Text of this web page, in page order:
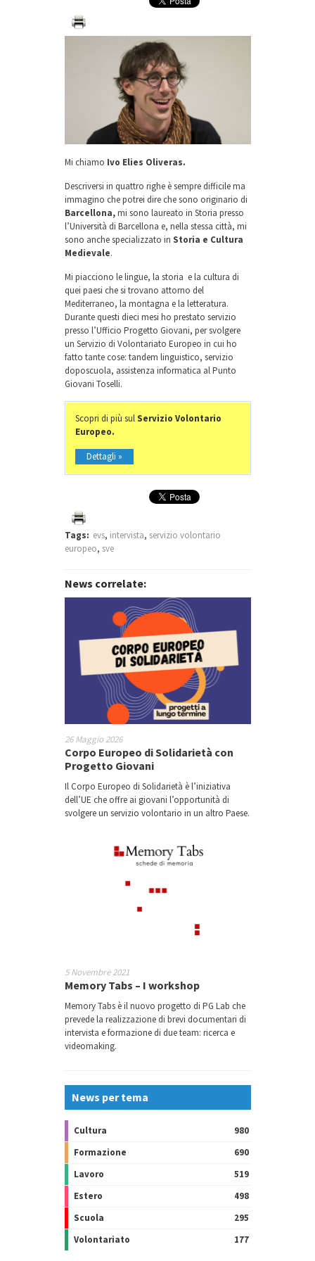
Mi chiamo Ivo Elies Oliveras.
Descriversi in quattro righe è sempre difficile ma
immagino che potrei dire che sono originario di
Barcellona,mi sono laureato in Storia presso
l’Università di Barcellona e, nella stessa città, mi
sono anche specializzato in Storia e Cultura
Medievale.
Mi piacciono le lingue, la storia e la cultura di
quei paesi che si trovano attorno del
Mediterraneo, la montagna e la letteratura.
Durante questi dieci mesi ho prestato servizio
presso l’Ufficio Progetto Giovani, per svolgere
un Servizio di Volontariato Europeo in cui ho
fatto tante cose: tandem linguistico, servizio
doposcuola, assistenza informatica al Punto
Giovani Toselli.
Scopri di più sulServizio Volontario
Europeo.
Dettagli »
Tags: evs, intervista, servizio volontario
europeo, sve
News correlate:
26 Maggio 2026
Corpo Europeo di Solidarietà con
Progetto Giovani
Il Corpo Europeo di Solidarietà è l’iniziativa
dell’UE che offre ai giovani l’opportunità di
svolgere un servizio volontario in un altro Paese.
5 Novembre 2021
Memory Tabs – I workshop
Memory Tabs è il nuovo progetto di PG Lab che
prevede la realizzazione di brevi documentari di
intervista e formazione di due team: ricerca e
videomaking.
News per tema
Cultura
980
Formazione
690
Lavoro
519
Estero
498
Scuola
295
Volontariato
177